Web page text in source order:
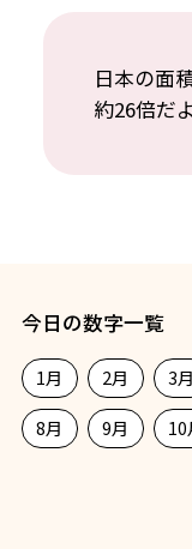
日本の面
約26倍だよ
今日の数字一覧
1月 2月 3月
8月
9月 10